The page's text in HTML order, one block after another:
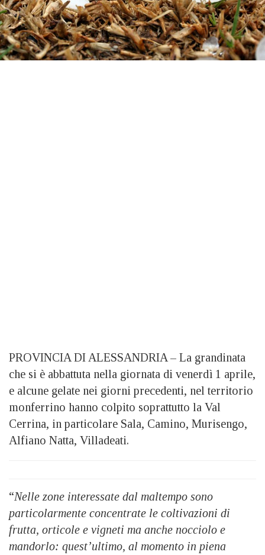
PROVINCIA DI ALESSANDRIA – La grandinata
che si è abbattuta nella giornata di venerdì 1 aprile,
e alcune gelate nei giorni precedenti, nel territorio
monferrino hanno colpito soprattutto la Val
Cerrina, in particolare Sala, Camino, Murisengo,
Alfiano Natta, Villadeati.
“Nelle zone interessate dal maltempo sono
particolarmente concentrate le coltivazioni di
frutta, orticole e vigneti ma anche nocciolo e
mandorlo: quest’ultimo, al momento in piena